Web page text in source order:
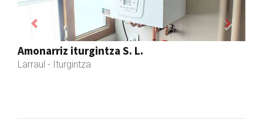
Larraulgo herri ostatua
Larraul - Jatetxeak
Previous Next